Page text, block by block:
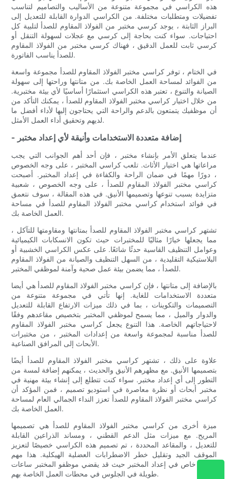
هذه الكراسي في مجموعة متنوعة من الأساليب والتصاميم لتناسب
تفضيلات ومتطلبات مختلفة. من الكراسي الدوارة القابلة للتعديل إلى
البراز الثابتة ، يوجد كرسي مختبر من الفولاذ المقاوم للصدأ لتلبية كل
احتياجات. سواء كنت بحاجة إلى كرسي مع عجلات لسهولة التنقل أو
كرسي ثابت للعمل الدقيق ، فهناك كرسي مختبر من الفولاذ المقاوم
للصدأ يناسب الفاتورة.
في الختام ، توفر كراسي مختبر الفولاذ المقاوم للصدأ مجموعة واسعة
من الفوائد لمساحة العمل الخاصة بك. من متانتها وراحتها إلى سهولة
الصيانة والتنوع ، تعتبر هذه الكراسي استثمارًا أساسيًا لأي بيئة مختبرية.
من خلال اختيار كراسي مختبر الفولاذ المقاوم للصدأ ، يمكنك التأكد من
أن موظفيك يتمتعون بالدعم والراحة التي يحتاجون إليها لأداء أفضل ما
لديهم وتحقيق أداء العمل الأمثل.
- إضافة متعددة الاستخدامات وأنيقة لأي إعداد مختبر
عندما يتعلق الأمر بإنشاء مختبر ، فإن أحد أهم الجوانب التي يجب
مراعاتها هي اختيار الأثاث. تلعب كراسي المختبر ، على وجه الخصوص
، دورًا مهمًا في ضمان الراحة والكفاءة في إعداد المختبر. أصبحت
كراسي مختبر الفولاذ المقاوم للصدأ ، على وجه الخصوص ، شعبية
متزايدة بسبب تنوعها وتصميمها الأنيق. في هذه المقالة ، سوف نتعمق
في فوائد استخدام كراسي مختبر الفولاذ المقاوم للصدأ في مساحة
العمل الخاصة بك.
تشتهر كراسي مختبر الفولاذ المقاوم للصدأ بمتانتها ومقاومتها للتآكل ،
مما يجعلها خيارًا مثاليًا للمختبرات حيث تكون الانسكابات الكيميائية
وعوامل التنظيف القاسية حدثًا شائعًا. على عكس الكراسي الخشبية أو
البلاستيكية التقليدية ، من السهل التنظيف والصيانة من الفولاذ المقاوم
للصدأ ، مما يضمن بيئة عمل صحية وآمنة لموظفي المختبر.
بالإضافة إلى متانتها ، فإن كراسي مختبر الفولاذ المقاوم للصدأ هي أيضا
متعددة الاستخدامات للغاية. إنها تأتي في مجموعة متنوعة من
التصميمات والتكوينات ، بما في ذلك ميزات الارتفاع القابلة للتعديل
والدوار والميل ، مما يسمح لموظفي المختبر بتخصيص مقاعدهم وفقًا
لاحتياجاتهم الخاصة. هذا التنوع يجعل كراسي مختبر الفولاذ المقاوم
للصدأ مناسبة لمجموعة واسعة من إعدادات المختبر ، من مختبرات
الأبحاث إلى المرافق الصناعية.
علاوة على ذلك ، تشتهر كراسي مختبر الفولاذ المقاوم للصدأ أيضًا
بتصميمها الأنيق. مع مظهرهم الأنيق والحديث ، يمكنهم إضافة لمسة من
التطور إلى أي إعداد مختبر. سواء كنت تتطلع إلى إنشاء بيئة مهنية في
مختبر أبحاث أو نظرة معاصرة في استوديو تصميم ، فمن المؤكد أن
كراسي مختبر الفولاذ المقاوم للصدأ تعزز النداء الجمالي العام لمساحة
العمل الخاصة بك.
ميزة أخرى من كراسي مختبر الفولاذ المقاوم للصدأ هي تصميمها
المريح. مع ميزات مثل الدعم القطني ، ومساند الذراعين القابلة
للتعديل ، والمقاعد المحددة ، تم تصميم هذه الكراسي خصيصًا لتعزيز
الموقف الجيد وتقليل خطر الاضطرابات العضلية الهيكلية. هذا مهم
بشكل خاص في إعداد المختبر حيث قد يقضي موظفو المختبر ساعات
طويلة في الجلوس في محطات العمل الخاصة بهم.